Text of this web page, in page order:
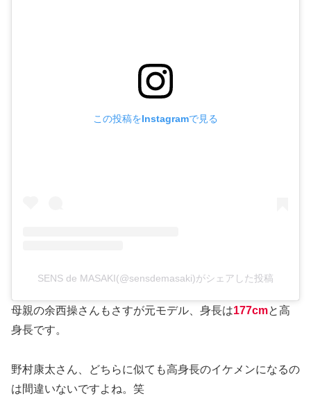
この投稿をInstagramで見る
SENS de MASAKI(@sensdemasaki)がシェアした投稿
母親の余西操さんもさすが元モデル、身長は177cmと高
身長です。
野村康太さん、どちらに似ても高身長のイケメンになるの
は間違いないですよね。笑